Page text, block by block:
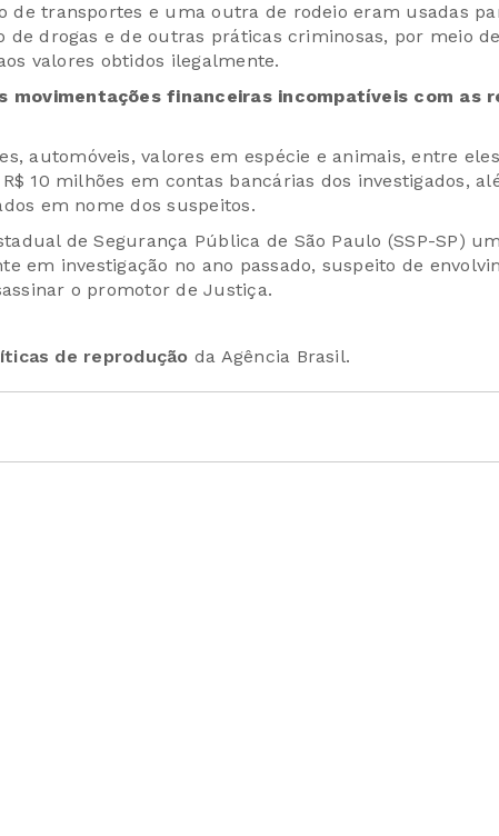
de transportes e uma outra de rodeio eram usadas
drogas e de outras práticas criminosas, por meio
valores obtidos ilegalmente.
financeiras incompatíveis com as
automóveis, valores em espécie e animais, entre
10 milhões em contas bancárias dos investigados,
em nome dos suspeitos.
de Segurança Pública de São Paulo (SSP-SP)
em investigação no ano passado, suspeito de
o promotor de Justiça.
de reprodução da Agência Brasil.